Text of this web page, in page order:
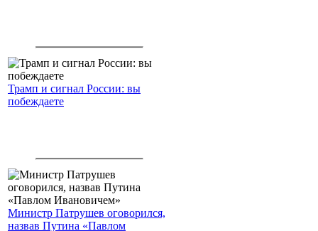
Трамп и сигнал России: вы
побеждаете
Министр Патрушев оговорился,
назвав Путина «Павлом